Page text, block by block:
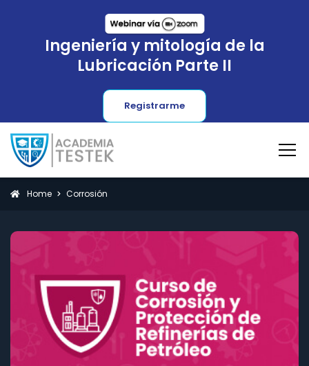
Ingeniería y mitología de la
Lubricación Parte II
Registrarme
Home Corrosión